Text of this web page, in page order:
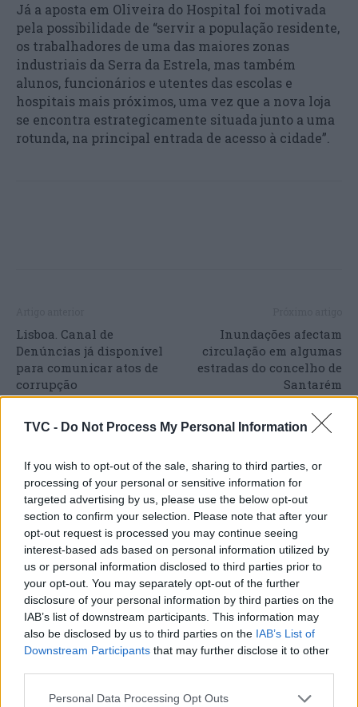
TVC - Do Not Process My Personal Information
If you wish to opt-out of the sale, sharing to third parties, or
processing of your personal or sensitive information for
targeted advertising by us, please use the below opt-out
section to confirm your selection. Please note that after your
opt-out request is processed you may continue seeing
interest-based ads based on personal information utilized by
us or personal information disclosed to third parties prior to
your opt-out. You may separately opt-out of the further
disclosure of your personal information by third parties on the
IAB’s list of downstream participants. This information may
also be disclosed by us to third parties on the IAB’s List of
Downstream Participants that may further disclose it to other
Personal Data Processing Opt Outs
Já a aposta em Oliveira do Hospital foi motivada
pela possibilidade de “servir a população residente,
os trabalhadores de uma das maiores zonas
industriais da Serra da Estrela, mas também
alunos, funcionários e utentes das escolas e
hospitais mais próximos, uma vez que a nova loja
se encontra estrategicamente situada junto a uma
rotunda, na principal entrada de acesso à cidade”.
Lisboa. Canal de
Denúncias já disponível
para comunicar atos de
corrupção
Inundações afectam
circulação em algumas
estradas do concelho de
Santarém
ARTIGOS RELACIONADOS MAIS DO AUTOR
Capacita Jovem de Poiares aproxima
jovens ao mundo do trabalho